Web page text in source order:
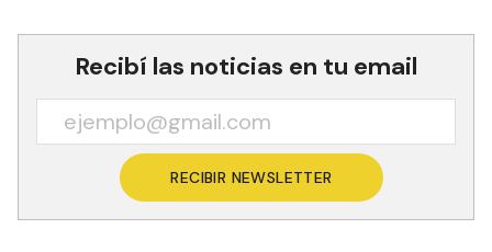
Recibí las noticias en tu email
RECIBIR NEWSLETTER